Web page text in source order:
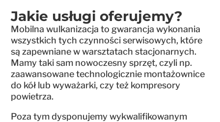
Jakie usługi oferujemy?
Mobilna wulkanizacja to gwarancja wykonania
wszystkich tych czynności serwisowych, które
są zapewniane w warsztatach stacjonarnych.
Mamy taki sam nowoczesny sprzęt, czyli np.
zaawansowane technologicznie montażownice
do kół lub wyważarki, czy też kompresory
powietrza.
Poza tym dysponujemy wykwalifikowanym